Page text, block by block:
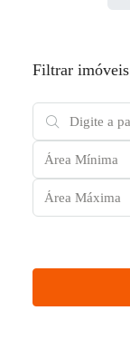
Filtrar imóveis